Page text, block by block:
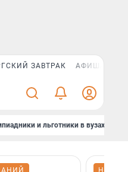
ЗАВТРАК АФИША PLUS
и льготники в вузах СПб